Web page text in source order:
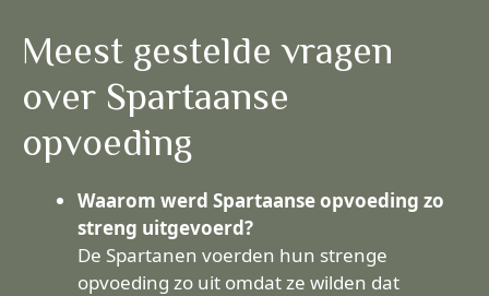
Meest gestelde vragen
over Spartaanse
opvoeding
Waarom werd Spartaanse opvoeding zo
streng uitgevoerd?
De Spartanen voerden hun strenge
opvoeding zo uit omdat ze wilden dat